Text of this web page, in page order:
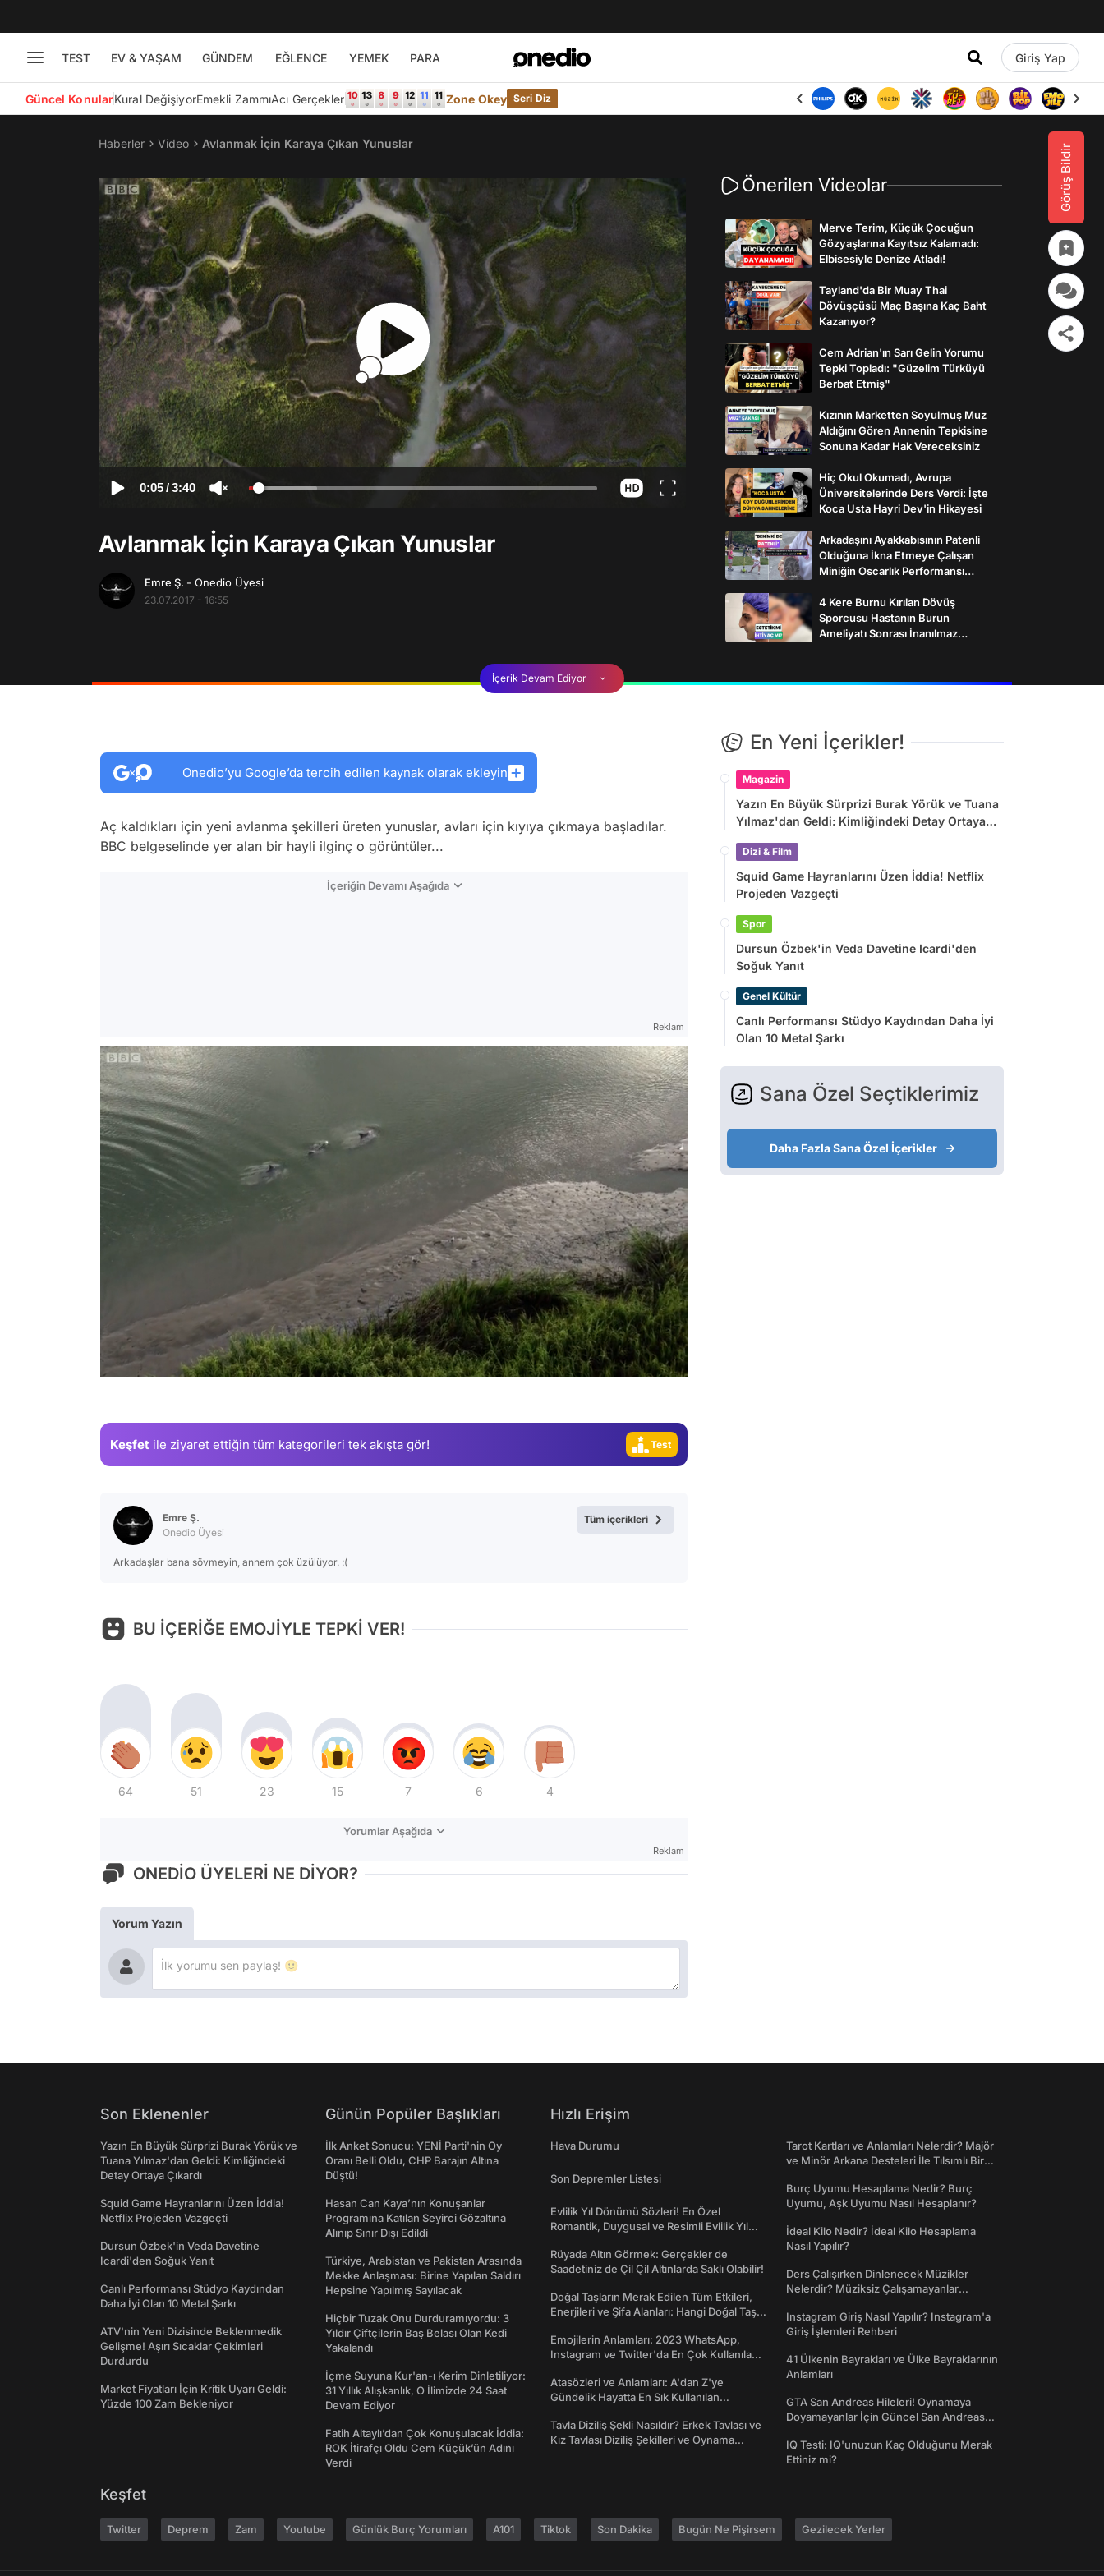
TEST EV & YAŞAM GÜNDEM EĞLENCE YEMEK PARA Giriş Yap
Güncel KonularKural DeğişiyorEmekli ZammıAcı Gerçekler Zone Okey Seri Diz
Görüş Bildir
Haberler Video Avlanmak İçin Karaya Çıkan Yunuslar
0:05/3:40
Avlanmak İçin Karaya Çıkan Yunuslar
Emre Ş. - Onedio Üyesi
23.07.2017 - 16:55
Önerilen Videolar
Merve Terim, Küçük Çocuğun
Gözyaşlarına Kayıtsız Kalamadı:
Elbisesiyle Denize Atladı!
Tayland'da Bir Muay Thai
Dövüşçüsü Maç Başına Kaç Baht
Kazanıyor?
Cem Adrian'ın Sarı Gelin Yorumu
Tepki Topladı: "Güzelim Türküyü
Berbat Etmiş"
Kızının Marketten Soyulmuş Muz
Aldığını Gören Annenin Tepkisine
Sonuna Kadar Hak Vereceksiniz
Hiç Okul Okumadı, Avrupa
Üniversitelerinde Ders Verdi: İşte
Koca Usta Hayri Dev'in Hikayesi
Arkadaşını Ayakkabısının Patenli
Olduğuna İkna Etmeye Çalışan
Miniğin Oscarlık Performansı
4 Kere Burnu Kırılan Dövüş
Sporcusu Hastanın Burun
Ameliyatı Sonrası İnanılmaz
İçerik Devam Ediyor
Onedio’yu Google’da tercih edilen kaynak olarak ekleyin
Aç kaldıkları için yeni avlanma şekilleri üreten yunuslar, avları için kıyıya çıkmaya başladılar.
BBC belgeselinde yer alan bir hayli ilginç o görüntüler...
İçeriğin Devamı Aşağıda
Reklam
Keşfet ile ziyaret ettiğin tüm kategorileri tek akışta gör!
Video
Test
Gündem
Test
Emre Ş.
Onedio Üyesi
Arkadaşlar bana sövmeyin, annem çok üzülüyor. :(
Tüm içerikleri
BU İÇERİĞE EMOJİYLE TEPKİ VER!
64 51 23 15 7 6 4
Yorumlar Aşağıda
Reklam
ONEDİO ÜYELERİ NE DİYOR?
Yorum Yazın
En Yeni İçerikler!
Magazin
Yazın En Büyük Sürprizi Burak Yörük ve Tuana
Yılmaz'dan Geldi: Kimliğindeki Detay Ortaya
Dizi & Film
Squid Game Hayranlarını Üzen İddia! Netflix
Projeden Vazgeçti
Spor
Dursun Özbek'in Veda Davetine Icardi'den
Soğuk Yanıt
Genel Kültür
Canlı Performansı Stüdyo Kaydından Daha İyi
Olan 10 Metal Şarkı
Sana Özel Seçtiklerimiz
Daha Fazla Sana Özel İçerikler
Son Eklenenler
Yazın En Büyük Sürprizi Burak Yörük ve
Tuana Yılmaz'dan Geldi: Kimliğindeki
Detay Ortaya Çıkardı
Squid Game Hayranlarını Üzen İddia!
Netflix Projeden Vazgeçti
Dursun Özbek'in Veda Davetine
Icardi'den Soğuk Yanıt
Canlı Performansı Stüdyo Kaydından
Daha İyi Olan 10 Metal Şarkı
ATV'nin Yeni Dizisinde Beklenmedik
Gelişme! Aşırı Sıcaklar Çekimleri
Durdurdu
Market Fiyatları İçin Kritik Uyarı Geldi:
Yüzde 100 Zam Bekleniyor
Günün Popüler Başlıkları
İlk Anket Sonucu: YENİ Parti'nin Oy
Oranı Belli Oldu, CHP Barajın Altına
Düştü!
Hasan Can Kaya’nın Konuşanlar
Programına Katılan Seyirci Gözaltına
Alınıp Sınır Dışı Edildi
Türkiye, Arabistan ve Pakistan Arasında
Mekke Anlaşması: Birine Yapılan Saldırı
Hepsine Yapılmış Sayılacak
Hiçbir Tuzak Onu Durduramıyordu: 3
Yıldır Çiftçilerin Baş Belası Olan Kedi
Yakalandı
İçme Suyuna Kur'an-ı Kerim Dinletiliyor:
31 Yıllık Alışkanlık, O İlimizde 24 Saat
Devam Ediyor
Fatih Altaylı’dan Çok Konuşulacak İddia:
ROK İtirafçı Oldu Cem Küçük’ün Adını
Verdi
Hızlı Erişim
Hava Durumu
Son Depremler Listesi
Evlilik Yıl Dönümü Sözleri! En Özel
Romantik, Duygusal ve Resimli Evlilik Yıl
Rüyada Altın Görmek: Gerçekler de
Saadetiniz de Çil Çil Altınlarda Saklı Olabilir!
Doğal Taşların Merak Edilen Tüm Etkileri,
Enerjileri ve Şifa Alanları: Hangi Doğal Taş
Emojilerin Anlamları: 2023 WhatsApp,
Instagram ve Twitter'da En Çok Kullanılan
Atasözleri ve Anlamları: A'dan Z'ye
Gündelik Hayatta En Sık Kullanılan
Tavla Diziliş Şekli Nasıldır? Erkek Tavlası ve
Kız Tavlası Diziliş Şekilleri ve Oynama
Tarot Kartları ve Anlamları Nelerdir? Majör
ve Minör Arkana Desteleri İle Tılsımlı Bir
Burç Uyumu Hesaplama Nedir? Burç
Uyumu, Aşk Uyumu Nasıl Hesaplanır?
İdeal Kilo Nedir? İdeal Kilo Hesaplama
Nasıl Yapılır?
Ders Çalışırken Dinlenecek Müzikler
Nelerdir? Müziksiz Çalışamayanlar
Instagram Giriş Nasıl Yapılır? Instagram'a
Giriş İşlemleri Rehberi
41 Ülkenin Bayrakları ve Ülke Bayraklarının
Anlamları
GTA San Andreas Hileleri! Oynamaya
Doyamayanlar İçin Güncel San Andreas
IQ Testi: IQ'unuzun Kaç Olduğunu Merak
Ettiniz mi?
Keşfet
Twitter Deprem Zam Youtube Günlük Burç Yorumları A101 Tiktok Son Dakika Bugün Ne Pişirsem Gezilecek Yerler